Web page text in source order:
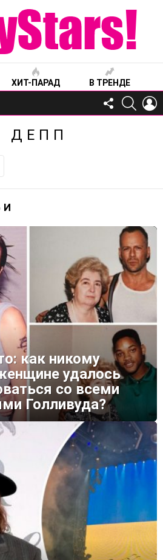
ХИТ-ПАРАД В ТРЕНДЕ
FOLLOW
US
ДЕПП
как никому
удалось
со всеми
Голливуда?